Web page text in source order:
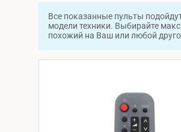
Все показанные пульты
модели техники. Выбирайте
похожий на Ваш или любой